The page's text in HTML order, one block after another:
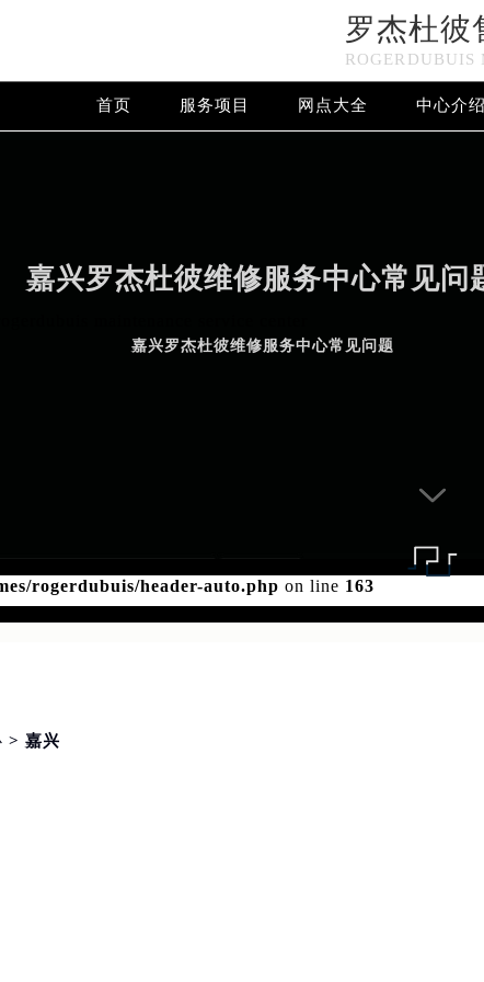
/www/wwwroot/seo/countryt/
be an array in/www/wwwroot/seo/countryt/two/
罗杰杜彼
ROGERDUBUIS
首页 服务项目 网点大全 中心介绍
罗杰杜彼售后服务中心竭
嘉兴罗杰杜彼维修服务中心常见问
嘉兴罗杰杜彼维修服务中心常见问题
/www/wwwroot/
rogerdubuis/header-auto.php on line 163
> 嘉兴